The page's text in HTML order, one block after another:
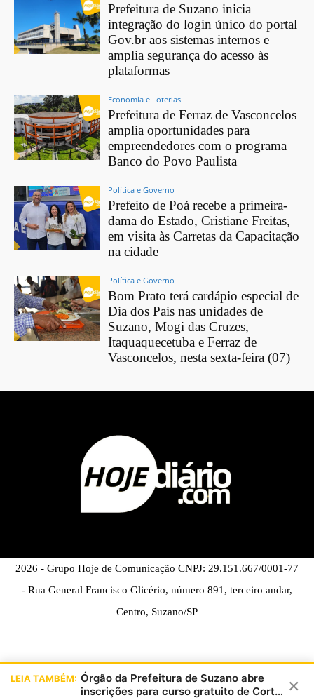
Prefeitura de Suzano inicia
integração do login único do portal
Gov.br aos sistemas internos e
amplia segurança do acesso às
plataformas
Economia e Loterias
Prefeitura de Ferraz de Vasconcelos
amplia oportunidades para
empreendedores com o programa
Banco do Povo Paulista
Política e Governo
Prefeito de Poá recebe a primeira-
dama do Estado, Cristiane Freitas,
em visita às Carretas da Capacitação
na cidade
Política e Governo
Bom Prato terá cardápio especial de
Dia dos Pais nas unidades de
Suzano, Mogi das Cruzes,
Itaquaquecetuba e Ferraz de
Vasconcelos, nesta sexta-feira (07)
2026 - Grupo Hoje de Comunicação CNPJ: 29.151.667/0001-77
- Rua General Francisco Glicério, número 891, terceiro andar,
Centro, Suzano/SP
LEIA TAMBÉM: Órgão da Prefeitura de Suzano abre
inscrições para curso gratuito de Corte
×